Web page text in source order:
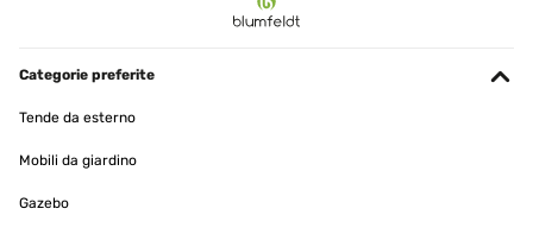
Funktion ist in Ordnung und die Wärmeleistung ist gut.Wie die
Qualität bei Vielfachbetrieb aussieht kann ich nicht sagen da wir
ansprechbar.
Amazon-Benutzer
Tradurre
Categorie preferite
Tende da esterno
Mobili da giardino
Gazebo